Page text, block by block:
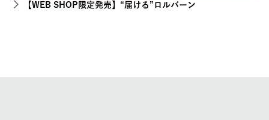
【WEB SHOP限定発売】“届ける”ロルバーン